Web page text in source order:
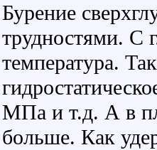
Бурение
трудностями. С
температура.
МПа и т.д. А в
больше. Как